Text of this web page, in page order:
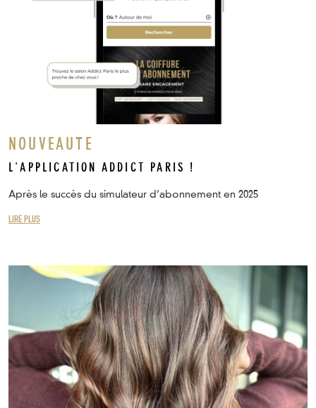
NOUVEAUTE
L'APPLICATION ADDICT PARIS !
Après le succès du simulateur d’abonnement en 2025
LIRE PLUS